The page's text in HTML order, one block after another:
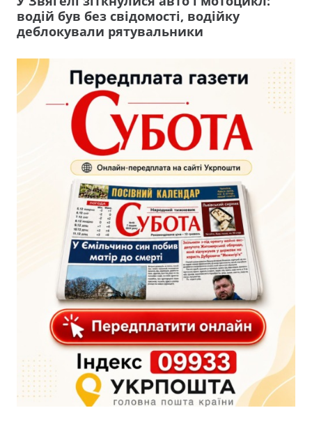
водій був без свідомості, водійку
деблокували рятувальники